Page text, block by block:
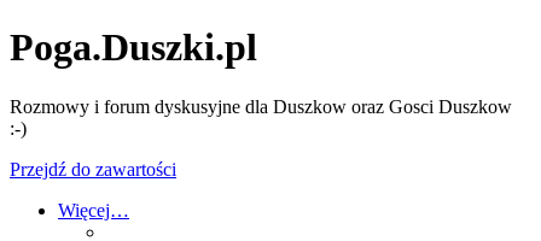
Poga.Duszki.pl
Rozmowy i forum dyskusyjne dla Duszkow oraz Gosci Duszkow
:-)
Przejdź do zawartości
Więcej…